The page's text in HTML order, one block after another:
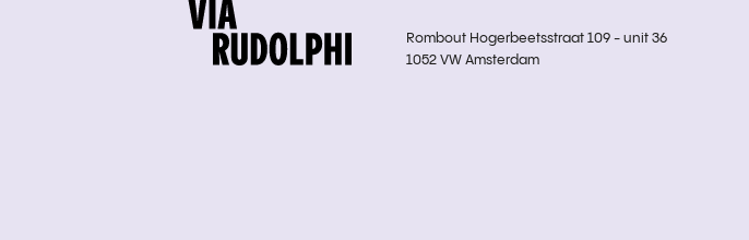
Rombout Hogerbeetsstraat 109 - unit 36
1052 VW Amsterdam